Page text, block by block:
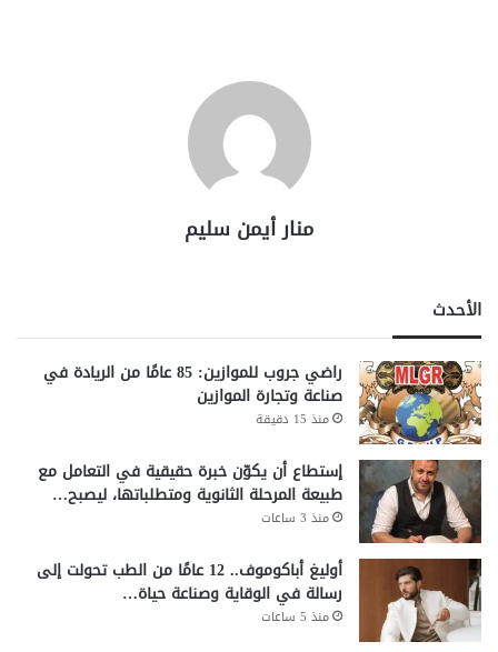
منار أيمن سليم
الأحدث
راضي جروب للموازين: 85 عامًا من الريادة في
صناعة وتجارة الموازين
منذ 15 دقيقة
إستطاع أن يكوّن خبرة حقيقية في التعامل مع
طبيعة المرحلة الثانوية ومتطلباتها، ليصبح…
منذ 3 ساعات
أوليغ أباكوموف.. 12 عامًا من الطب تحولت إلى
رسالة في الوقاية وصناعة حياة…
منذ 5 ساعات